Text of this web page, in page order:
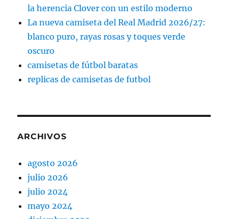
la herencia Clover con un estilo moderno
La nueva camiseta del Real Madrid 2026/27:
blanco puro, rayas rosas y toques verde
oscuro
camisetas de fútbol baratas
replicas de camisetas de futbol
ARCHIVOS
agosto 2026
julio 2026
julio 2024
mayo 2024